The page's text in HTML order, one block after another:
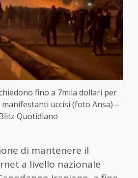
fino a 7mila dollari per
uccisi (foto Ansa) –
Quotidiano
di mantenere il
a livello nazionale